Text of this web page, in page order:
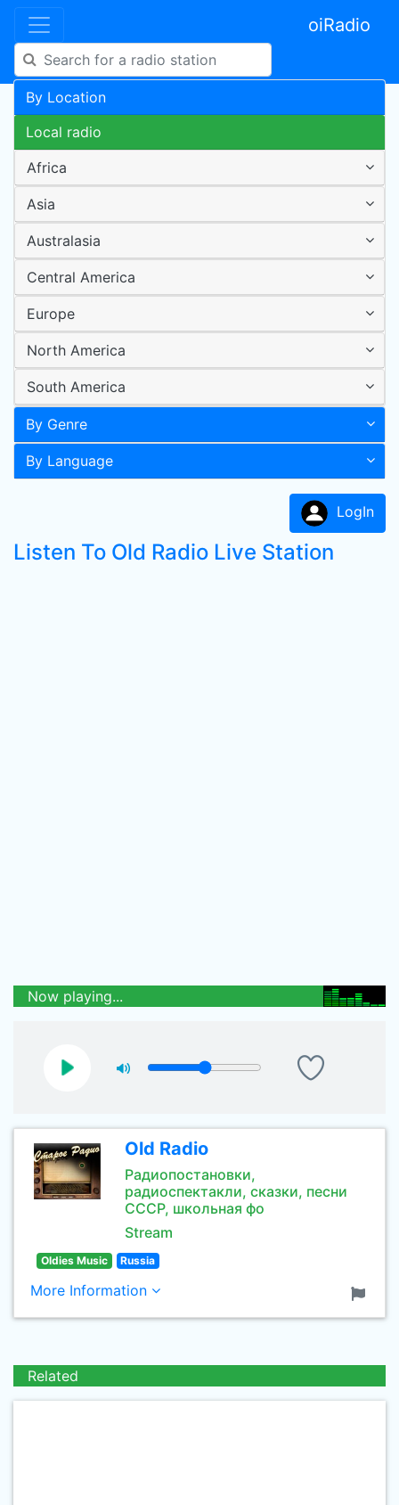
oiRadio
By Location
Local radio
Africa
Asia
Australasia
Central America
Europe
North America
South America
By Genre
By Language
LogIn
Listen To Old Radio Live Station
Now playing...
Old Radio
Радиопостановки,
радиоспектакли, сказки, песни
СССР, школьная фо
Stream
Oldies Music Russia
More Information
Related